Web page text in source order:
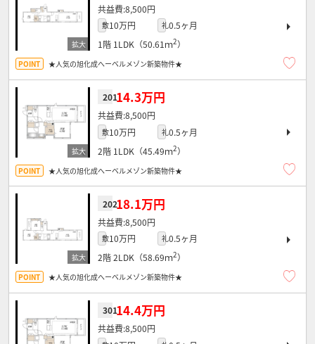
8,500円
敷10万円 礼0.5ヶ月
1階 1LDK（50.61ｍ2）
★人気の旭化成へーベルメゾン新築物件★
20114.3万円
8,500円
敷10万円 礼0.5ヶ月
2階 1LDK（45.49ｍ2）
★人気の旭化成へーベルメゾン新築物件★
20218.1万円
8,500円
敷10万円 礼0.5ヶ月
2階2LDK（58.69ｍ2）
★人気の旭化成へーベルメゾン新築物件★
30114.4万円
8,500円